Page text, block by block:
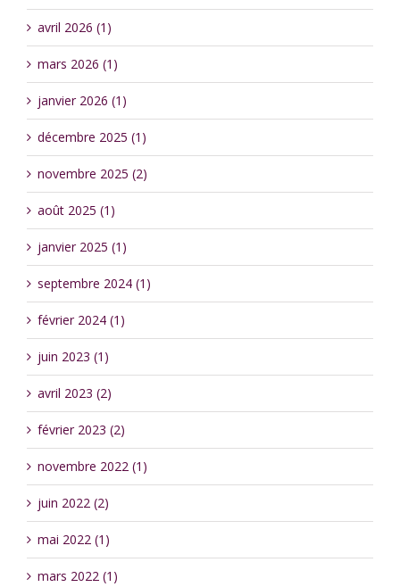
avril 2026 (1)
mars 2026 (1)
janvier 2026 (1)
décembre 2025 (1)
novembre 2025 (2)
août 2025 (1)
janvier 2025 (1)
septembre 2024 (1)
février 2024 (1)
juin 2023 (1)
avril 2023 (2)
février 2023 (2)
novembre 2022 (1)
juin 2022 (2)
mai 2022 (1)
mars 2022 (1)